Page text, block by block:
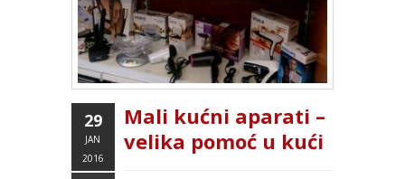
29
JAN
2016
Mali kućni aparati –
velika pomoć u kući